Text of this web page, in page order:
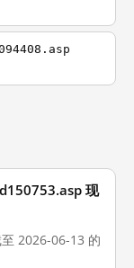
现
2026-06-13 的